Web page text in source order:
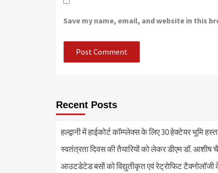
Save my name, email, and website in this
Recent Posts
हल्द्वानी में हाईकोर्ट कॉम्प्लेक्स के लिए 30 हेक्टेयर भूमि
स्वतंत्रता दिवस की तैयारियों को लेकर डीएम डॉ. आशीष
आउटडेटेड बसों को विद्युतीकृत एवं रेट्रोफिट टैक्नोलाॅजी